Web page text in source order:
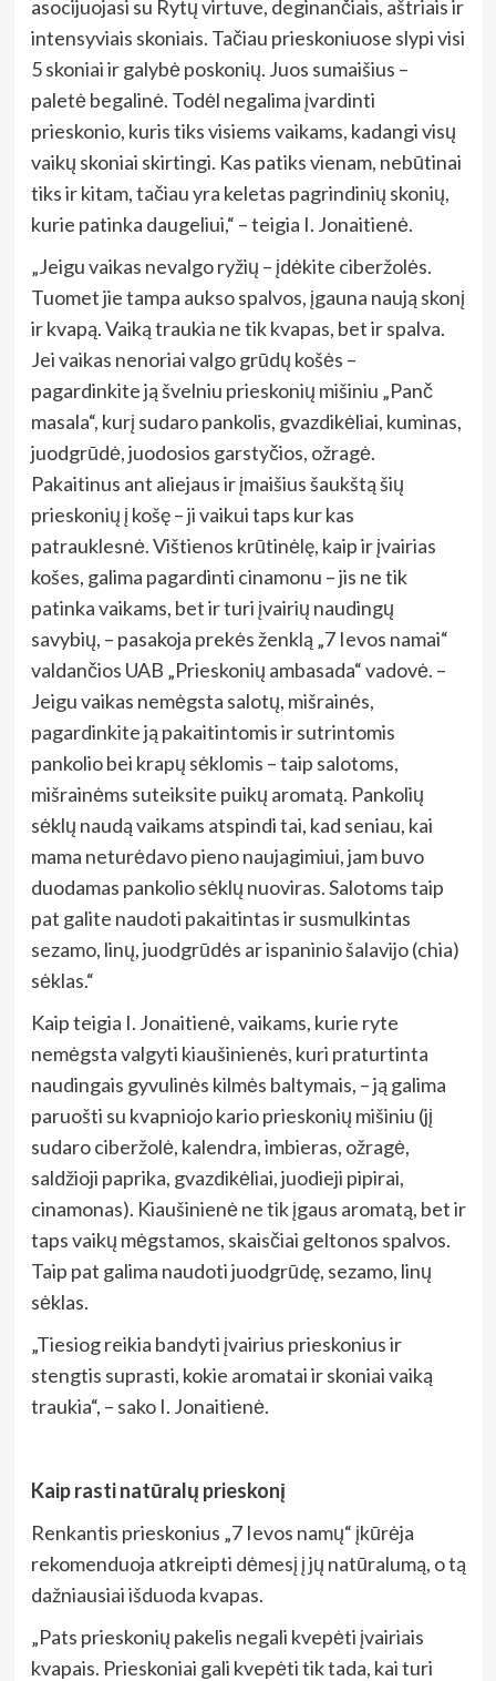
asocijuojasi su Rytų virtuve, deginančiais, aštriais ir
intensyviais skoniais. Tačiau prieskoniuose slypi visi
5 skoniai ir galybė poskonių. Juos sumaišius –
paletė begalinė. Todėl negalima įvardinti
prieskonio, kuris tiks visiems vaikams, kadangi visų
vaikų skoniai skirtingi. Kas patiks vienam, nebūtinai
tiks ir kitam, tačiau yra keletas pagrindinių skonių,
kurie patinka daugeliui,“ – teigia I. Jonaitienė.
„Jeigu vaikas nevalgo ryžių – įdėkite ciberžolės.
Tuomet jie tampa aukso spalvos, įgauna naują skonį
ir kvapą. Vaiką traukia ne tik kvapas, bet ir spalva.
Jei vaikas nenoriai valgo grūdų košės –
pagardinkite ją švelniu prieskonių mišiniu „Panč
masala“, kurį sudaro pankolis, gvazdikėliai, kuminas,
juodgrūdė, juodosios garstyčios, ožragė.
Pakaitinus ant aliejaus ir įmaišius šaukštą šių
prieskonių į košę – ji vaikui taps kur kas
patrauklesnė. Vištienos krūtinėlę, kaip ir įvairias
košes, galima pagardinti cinamonu – jis ne tik
patinka vaikams, bet ir turi įvairių naudingų
savybių, – pasakoja prekės ženklą „7 Ievos namai“
valdančios UAB „Prieskonių ambasada“ vadovė. –
Jeigu vaikas nemėgsta salotų, mišrainės,
pagardinkite ją pakaitintomis ir sutrintomis
pankolio bei krapų sėklomis – taip salotoms,
mišrainėms suteiksite puikų aromatą. Pankolių
sėklų naudą vaikams atspindi tai, kad seniau, kai
mama neturėdavo pieno naujagimiui, jam buvo
duodamas pankolio sėklų nuoviras. Salotoms taip
pat galite naudoti pakaitintas ir susmulkintas
sezamo, linų, juodgrūdės ar ispaninio šalavijo (chia)
sėklas.“
Kaip teigia I. Jonaitienė, vaikams, kurie ryte
nemėgsta valgyti kiaušinienės, kuri praturtinta
naudingais gyvulinės kilmės baltymais, – ją galima
paruošti su kvapniojo kario prieskonių mišiniu (jį
sudaro ciberžolė, kalendra, imbieras, ožragė,
saldžioji paprika, gvazdikėliai, juodieji pipirai,
cinamonas). Kiaušinienė ne tik įgaus aromatą, bet ir
taps vaikų mėgstamos, skaisčiai geltonos spalvos.
Taip pat galima naudoti juodgrūdę, sezamo, linų
sėklas.
„Tiesiog reikia bandyti įvairius prieskonius ir
stengtis suprasti, kokie aromatai ir skoniai vaiką
traukia“, – sako I. Jonaitienė.
Kaip rasti natūralų prieskonį
Renkantis prieskonius „7 Ievos namų“ įkūrėja
rekomenduoja atkreipti dėmesį į jų natūralumą, o tą
dažniausiai išduoda kvapas.
„Pats prieskonių pakelis negali kvepėti įvairiais
kvapais. Prieskoniai gali kvepėti tik tada, kai turi